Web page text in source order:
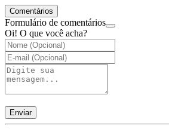
Comentários
Formulário de comentários
Oi! O que você acha?
Enviar